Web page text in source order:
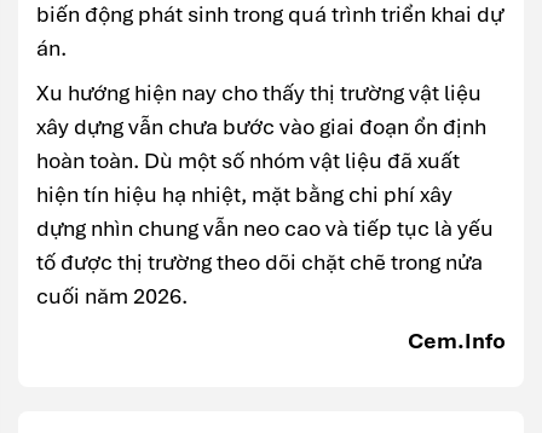
biến động phát sinh trong quá trình triển khai dự
án.
Xu hướng hiện nay cho thấy thị trường vật liệu
xây dựng vẫn chưa bước vào giai đoạn ổn định
hoàn toàn. Dù một số nhóm vật liệu đã xuất
hiện tín hiệu hạ nhiệt, mặt bằng chi phí xây
dựng nhìn chung vẫn neo cao và tiếp tục là yếu
tố được thị trường theo dõi chặt chẽ trong nửa
cuối năm 2026.
Cem.Info